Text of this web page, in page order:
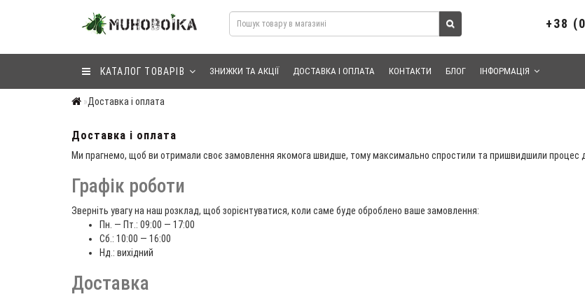
+38
КАТАЛОГ ТОВАРІВ ЗНИЖКИ ТА АКЦІЇ ДОСТАВКА І ОПЛАТА КОНТАКТИ БЛОГ ІНФОРМАЦІЯ
Доставка і оплата
Доставка і оплата
Ми прагнемо, щоб ви отримали своє замовлення якомога швидше, тому максимально спростили та пришвидшили процес
Графік роботи
Зверніть увагу на наш розклад, щоб зорієнтуватися, коли саме буде оброблено ваше замовлення:
Пн. — Пт.: 09:00 — 17:00
Сб.: 10:00 — 16:00
Нд.: вихідний
Доставка